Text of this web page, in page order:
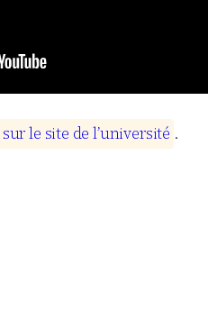
surle site de l’université .